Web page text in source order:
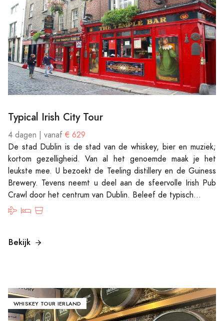
Typical Irish City Tour
4 dagen | vanaf € 629
De stad Dublin is de stad van de whiskey, bier en muziek;
kortom gezelligheid. Van al het genoemde maak je het
leukste mee. U bezoekt de Teeling distillery en de Guiness
Brewery. Tevens neemt u deel aan de sfeervolle Irish Pub
Crawl door het centrum van Dublin. Beleef de typisch...
Bekijk
WHISKEY TOUR IERLAND